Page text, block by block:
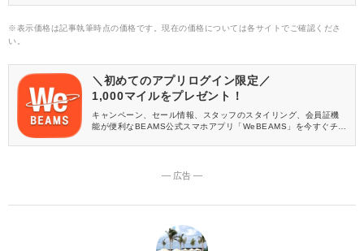
※表示価格は記事執筆時点の価格です。現在の価格については各サイトでご確認くださ
い。
＼初めてのアプリログイン限定／
1,000マイルをプレゼント！
キャンペーン、セール情報、スタッフのスタイリング、会員証機
能が便利なBEAMS公式スマホアプリ「WeBEAMS」を今すぐチェ
― 広告 ―